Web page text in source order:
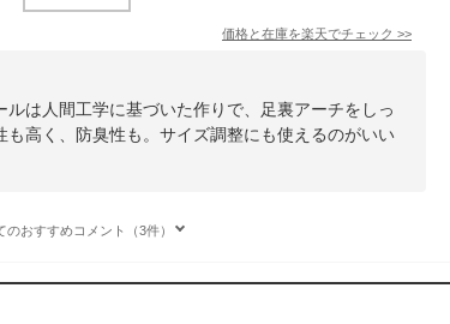
価格と在庫を楽天でチェック >>
は人間工学に基づいた作りで、足裏アーチをしっ
高く、防臭性も。サイズ調整にも使えるのがいい
のおすすめコメント（3件）